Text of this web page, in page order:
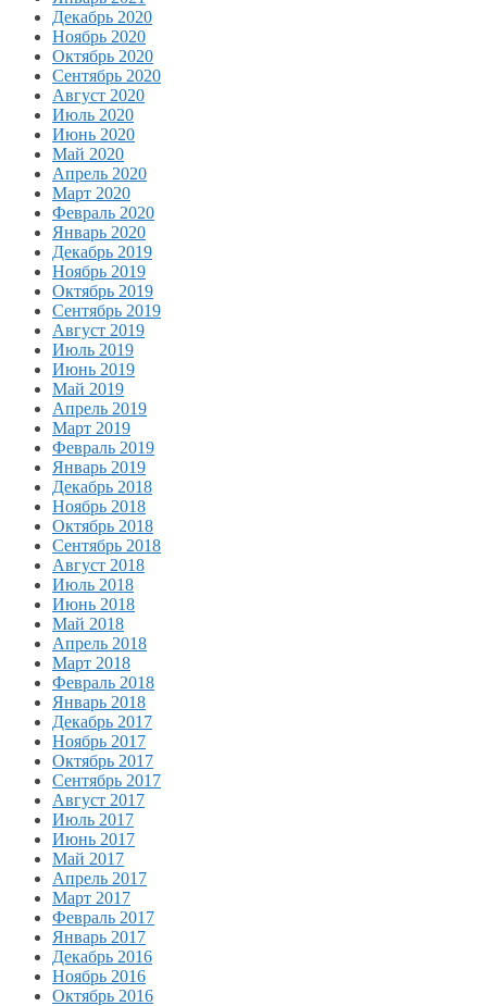
Декабрь 2020
Ноябрь 2020
Октябрь 2020
Сентябрь 2020
Август 2020
Июль 2020
Июнь 2020
Май 2020
Апрель 2020
Март 2020
Февраль 2020
Январь 2020
Декабрь 2019
Ноябрь 2019
Октябрь 2019
Сентябрь 2019
Август 2019
Июль 2019
Июнь 2019
Май 2019
Апрель 2019
Март 2019
Февраль 2019
Январь 2019
Декабрь 2018
Ноябрь 2018
Октябрь 2018
Сентябрь 2018
Август 2018
Июль 2018
Июнь 2018
Май 2018
Апрель 2018
Март 2018
Февраль 2018
Январь 2018
Декабрь 2017
Ноябрь 2017
Октябрь 2017
Сентябрь 2017
Август 2017
Июль 2017
Июнь 2017
Май 2017
Апрель 2017
Март 2017
Февраль 2017
Январь 2017
Декабрь 2016
Ноябрь 2016
Октябрь 2016